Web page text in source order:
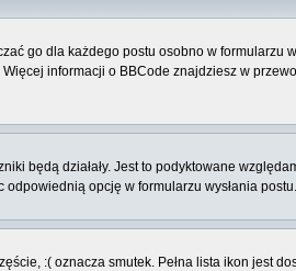
go dla każdego postu osobno w formularzu
informacji o BBCode znajdziesz w
będą działały. Jest to podyktowane
odpowiednią opcję w formularzu wysłania postu.
:( oznacza smutek. Pełna lista ikon jest